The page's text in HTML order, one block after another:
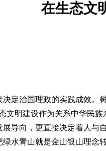
在生态文
定治国理政的实践成效。
文明建设作为关系中华民
导向，更直接决定着人
水青山就是金山银山理